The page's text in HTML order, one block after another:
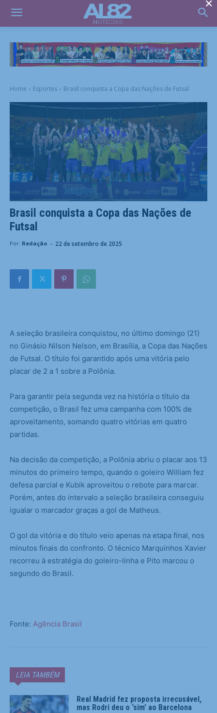
Home Esportes Brasil conquista a Copa das Nações de Futsal
Brasil conquista a Copa das Nações de
Futsal
Por: Redação - 22 de setembro de 2025
A seleção brasileira conquistou, no último domingo (21)
no Ginásio Nilson Nelson, em Brasília, a Copa das Nações
de Futsal. O título foi garantido após uma vitória pelo
placar de 2 a 1 sobre a Polônia.
Para garantir pela segunda vez na história o título da
competição, o Brasil fez uma campanha com 100% de
aproveitamento, somando quatro vitórias em quatro
partidas.
Na decisão da competição, a Polônia abriu o placar aos 13
minutos do primeiro tempo, quando o goleiro William fez
defesa parcial e Kubik aproveitou o rebote para marcar.
Porém, antes do intervalo a seleção brasileira conseguiu
igualar o marcador graças a gol de Matheus.
O gol da vitória e do título veio apenas na etapa final, nos
minutos finais do confronto. O técnico Marquinhos Xavier
recorreu à estratégia do goleiro-linha e Pito marcou o
segundo do Brasil.
Fonte: Agência Brasil
LEIA TAMBÉM
Real Madrid fez proposta irrecusável,
mas Rodri deu o ‘sim’ ao Barcelona